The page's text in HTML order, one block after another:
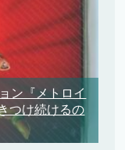
ン『メトロイ
つけ続けるの